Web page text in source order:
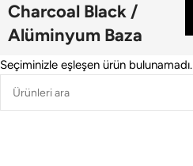
Charcoal Black /
Alüminyum Baza
Seçiminizle eşleşen ürün bulunamadı.